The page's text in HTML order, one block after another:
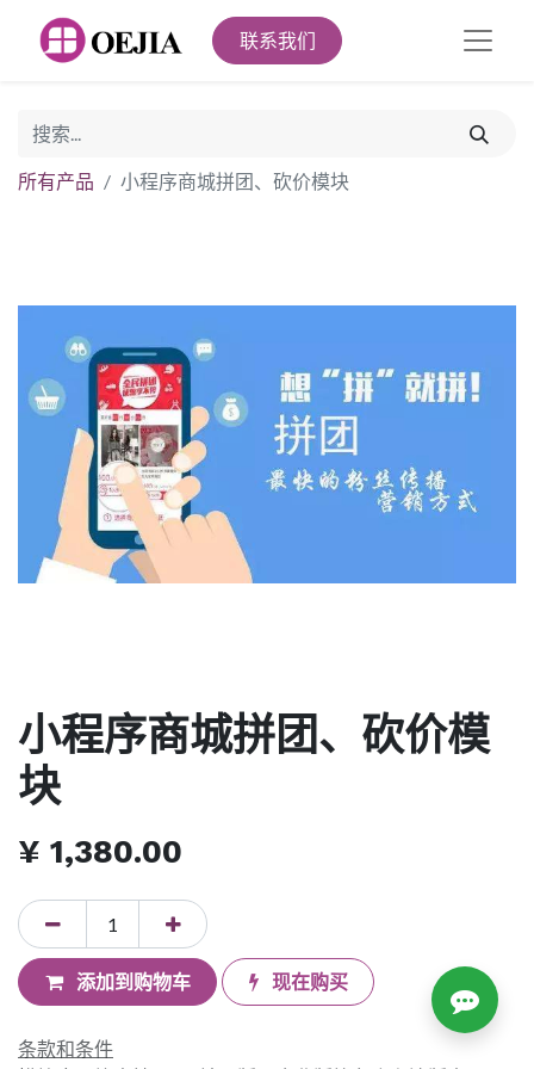
联系我们
所有产品 小程序商城拼团、砍价模块
小程序商城拼团、砍价模
块
¥ 1,380.00
添加到购物车 现在购买
条款和条件